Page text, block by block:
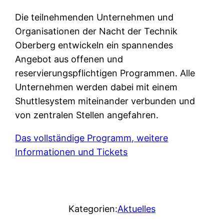
Die teilnehmenden Unternehmen und
Organisationen der Nacht der Technik
Oberberg entwickeln ein spannendes
Angebot aus offenen und
reservierungspflichtigen Programmen. Alle
Unternehmen werden dabei mit einem
Shuttlesystem miteinander verbunden und
von zentralen Stellen angefahren.
Das vollständige Programm, weitere
Informationen und Tickets
Kategorien:Aktuelles